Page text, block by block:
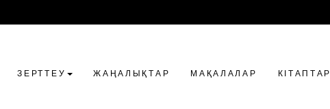
ЗЕРТТЕУ ЖАҢАЛЫҚТАР МАҚАЛАЛАР КІТАПТАР